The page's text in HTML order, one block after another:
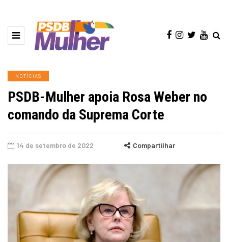
NOTÍCIAS
PSDB-Mulher apoia Rosa Weber no
comando da Suprema Corte
14 de setembro de 2022 Compartilhar